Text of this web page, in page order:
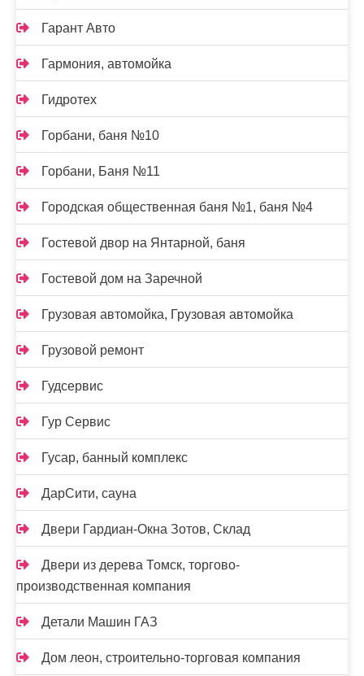
Гарант Авто
Гармония, автомойка
Гидротех
Горбани, баня №10
Горбани, Баня №11
Городская общественная баня №1, баня №4
Гостевой двор на Янтарной, баня
Гостевой дом на Заречной
Грузовая автомойка, Грузовая автомойка
Грузовой ремонт
Гудсервис
Гур Сервис
Гусар, банный комплекс
ДарСити, сауна
Двери Гардиан-Окна Зотов, Склад
Двери из дерева Томск, торгово-
производственная компания
Детали Машин ГАЗ
Дом леон, строительно-торговая компания